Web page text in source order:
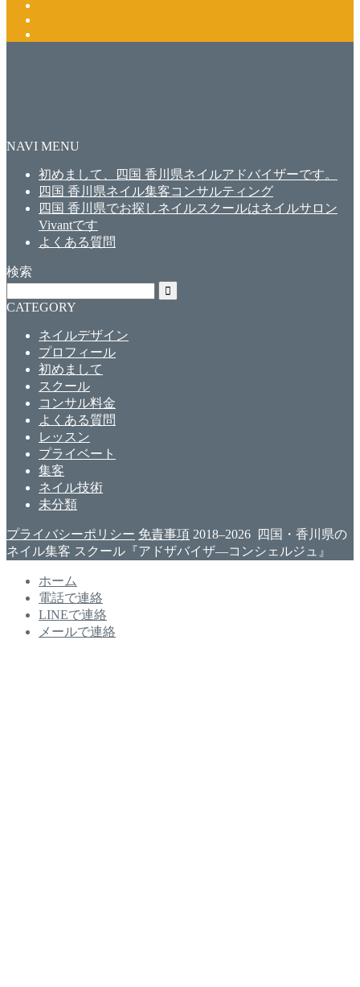
NAVI MENU
初めまして、四国 香川県ネイルアドバイザーです。
四国 香川県ネイル集客コンサルティング
四国 香川県でお探しネイルスクールはネイルサロン
Vivantです
よくある質問
検索
CATEGORY
ネイルデザイン
プロフィール
初めまして
スクール
コンサル料金
よくある質問
レッスン
プライベート
集客
ネイル技術
未分類
プライバシーポリシー 免責事項 2018–2026 四国・香川県の
ネイル集客 スクール『アドザバイザ―コンシェルジュ』
ホーム
電話で連絡
LINEで連絡
メールで連絡